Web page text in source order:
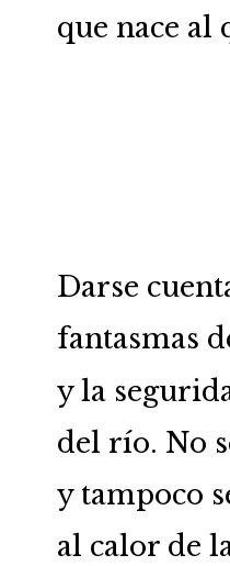
que nace al
Darse
fantasmas
y la
del río. No
y tampoco
al calor de